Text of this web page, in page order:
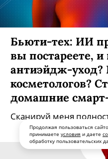
Продолжая пользоваться
принимаете условия и даете
обработку пользовательских
Бьюти-тех: ИИ
вы постареете,
антиэйдж-
косметологов?
домашние
Сканируй меня